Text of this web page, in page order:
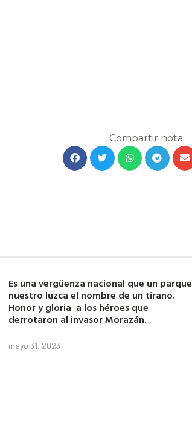
Compartir nota:
Es una vergüenza nacional que un parque
nuestro luzca el nombre de un tirano.
Honor y gloria a los héroes que
derrotaron al invasor Morazán.
mayo 31, 2023